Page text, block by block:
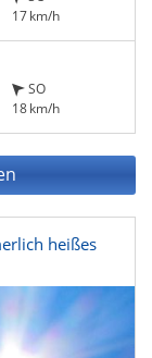
17 km/h
SO
18 km/h
heißes